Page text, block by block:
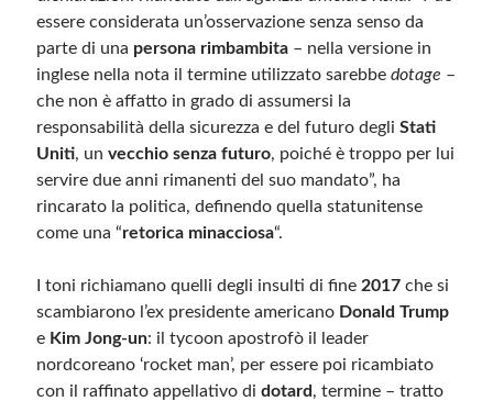
Feed dei commenti
WordPress.org
essere considerata un’osservazione senza senso da
parte di una persona rimbambita – nella versione in
inglese nella nota il termine utilizzato sarebbedotage –
che non è affatto in grado di assumersi la
responsabilità della sicurezza e del futuro degli Stati
Uniti, unvecchio senza futuro, poiché è troppo per lui
servire due anni rimanenti del suo mandato”, ha
rincarato la politica, definendo quella statunitense
come una “retorica minacciosa“.
I toni richiamano quelli degli insulti di fine 2017 che si
scambiarono l’ex presidente americano Donald Trump
e Kim Jong-un: il tycoon apostrofò il leader
nordcoreano ‘rocket man’, per essere poi ricambiato
con il raffinato appellativo di dotard, termine – tratto